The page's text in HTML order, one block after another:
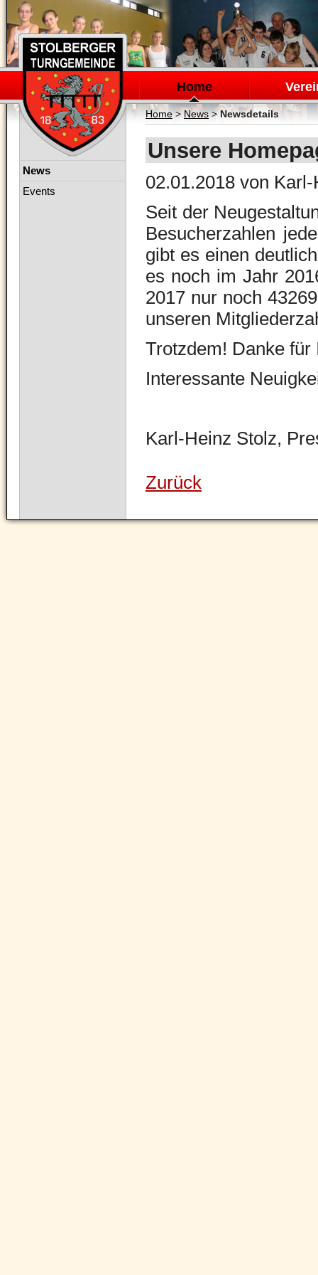
Navigation
überspringen
Home
Home> News>Newsdetails
Unsere
02.01.2018 von
Seit der
Besucherzahlen
gibt es einen
es noch im Jahr
2017 nur noch
unseren
Trotzdem! Danke
Interessante
Karl-Heinz Stolz,
Zurück
Navigation
News
Events
Navigation